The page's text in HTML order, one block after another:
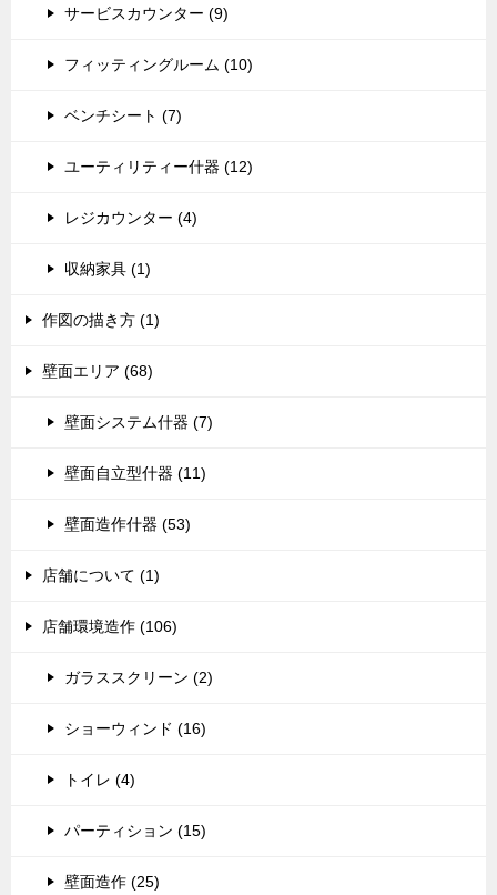
サービスカウンター (9)
フィッティングルーム (10)
ベンチシート (7)
ユーティリティー什器 (12)
レジカウンター (4)
収納家具 (1)
作図の描き方 (1)
壁面エリア (68)
壁面システム什器 (7)
壁面自立型什器 (11)
壁面造作什器 (53)
店舗について (1)
店舗環境造作 (106)
ガラススクリーン (2)
ショーウィンド (16)
トイレ (4)
パーティション (15)
壁面造作 (25)